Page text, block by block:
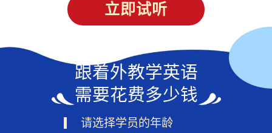
立即试听
跟着外教学英语
需要花费多少钱
请选择学员的年龄